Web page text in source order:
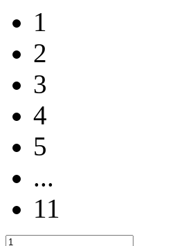
1
2
3
4
5
...
11